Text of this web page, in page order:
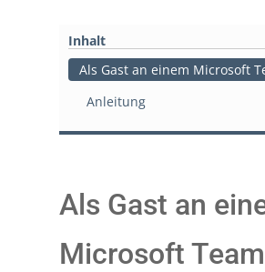
Inhalt
Als Gast an einem Microsoft
Anleitung
Als Gast an
Microsoft Team